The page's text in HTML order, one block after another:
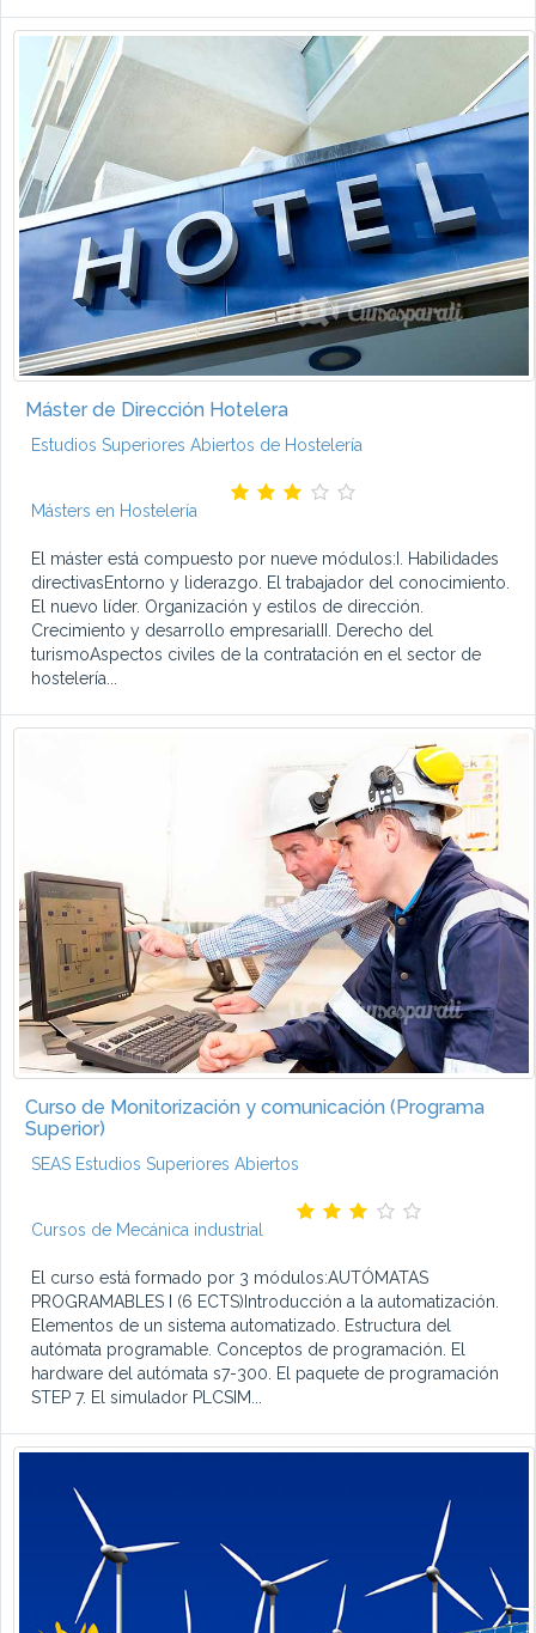
Máster de Dirección Hotelera
Estudios Superiores Abiertos de Hostelería
Másters en Hostelería
El máster está compuesto por nueve módulos:I. Habilidades
directivasEntorno y liderazgo. El trabajador del conocimiento.
El nuevo líder. Organización y estilos de dirección.
Crecimiento y desarrollo empresarialII. Derecho del
turismoAspectos civiles de la contratación en el sector de
hostelería...
Curso de Monitorización y comunicación (Programa
Superior)
SEAS Estudios Superiores Abiertos
Cursos de Mecánica industrial
El curso está formado por 3 módulos:AUTÓMATAS
PROGRAMABLES I (6 ECTS)Introducción a la automatización.
Elementos de un sistema automatizado. Estructura del
autómata programable. Conceptos de programación. El
hardware del autómata s7-300. El paquete de programación
STEP 7. El simulador PLCSIM...